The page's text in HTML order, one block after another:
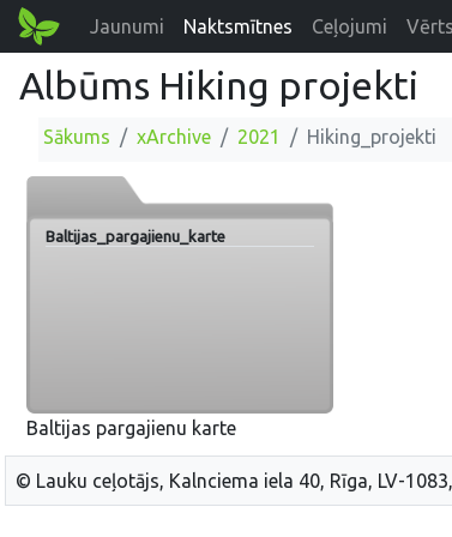
Jaunumi Naktsmītnes Ceļojumi
Albūms Hiking projekti
Sākums xArchive 2021 Hiking_projekti
Baltijas_pargajienu_karte
Baltijas pargajienu karte
© Lauku ceļotājs, Kalnciema iela 40, Rīga, LV-